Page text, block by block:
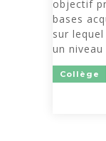
objectif
bases
sur
un niveau
Collège